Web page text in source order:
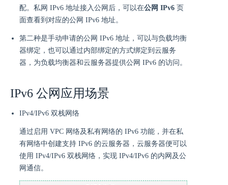
配。私网 IPv6 地址接入公网后，可以在公网 IPv6 页
面查看到对应的公网 IPv6 地址。
第二种是手动申请的公网 IPv6 地址，可以与负载均衡
器绑定，也可以通过内部绑定的方式绑定到云服务
器，为负载均衡器和云服务器提供公网 IPv6 的访问。
IPv6 公网应用场景
IPv4/IPv6 双栈网络
通过启用 VPC 网络及私有网络的 IPv6 功能，并在私
有网络中创建支持 IPv6 的云服务器，云服务器便可以
使用 IPv4/IPv6 双栈网络，实现 IPv4/IPv6 的内网及公
网通信。